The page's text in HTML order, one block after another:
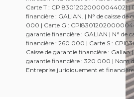
Carte T : CPI83012020000044021 |
financière : GALIAN. | N° de caisse
000 | Carte G :
garantie financière : GALIAN | N° de
financière : 260 000 | Carte S :
Caisse de garantie financière : Galian
garantie financière : 320 000 | Nom
Entreprise juridiquement et